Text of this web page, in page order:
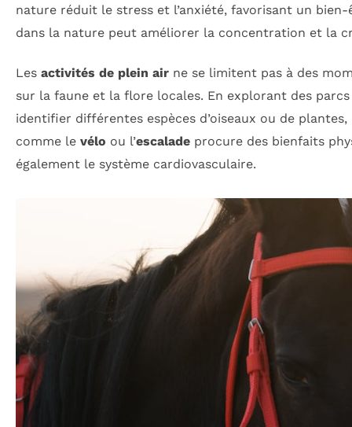
nature réduit le stress et l’anxiété, favorisant un
dans la nature peut améliorer la concentration et la
Les activités de plein air ne se limitent pas à des
sur la faune et la flore locales. En explorant des
identifier différentes espèces d’oiseaux ou de
comme le vélo ou l’escalade procure des bienfaits
également le système cardiovasculaire.